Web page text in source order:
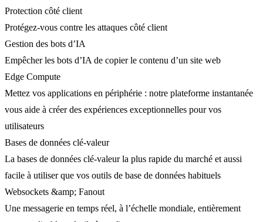
Protection côté client
Protégez-vous contre les attaques côté client
Gestion des bots d’IA
Empêcher les bots d’IA de copier le contenu d’un site web
Edge Compute
Mettez vos applications en périphérie : notre plateforme instantanée
vous aide à créer des expériences exceptionnelles pour vos
utilisateurs
Bases de données clé-valeur
La bases de données clé-valeur la plus rapide du marché et aussi
facile à utiliser que vos outils de base de données habituels
Websockets &amp; Fanout
Une messagerie en temps réel, à l’échelle mondiale, entièrement